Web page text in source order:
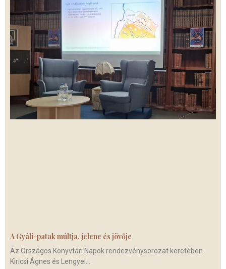
A Gyáli-patak múltja, jelene és jövője
Az Országos Könyvtári Napok rendezvénysorozat keretében
Kiricsi Ágnes és Lengyel